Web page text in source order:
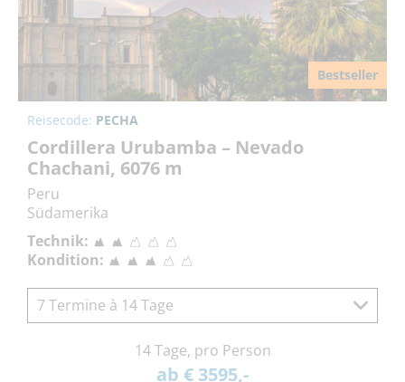
Bestseller
Reisecode: PECHA
Cordillera Urubamba – Nevado
Chachani, 6076 m
Peru
Südamerika
Technik:
Kondition:
7 Termine à 14 Tage
14 Tage, pro Person
ab € 3595,-